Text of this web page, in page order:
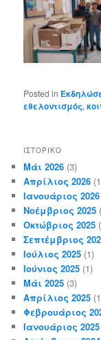
Posted in
εθελοντισμός,
ΙΣΤΟΡΙΚΌ
Μάι 2026 (3)
Απρίλιος 2026
Ιανουάριος 2026
Νοέμβριος 2025
Οκτώβριος 2025
Σεπτέμβριος
Ιούλιος 2025 (1)
Ιούνιος 2025 (1)
Μάι 2025 (3)
Απρίλιος 2025
Φεβρουάριος
Ιανουάριος 2025